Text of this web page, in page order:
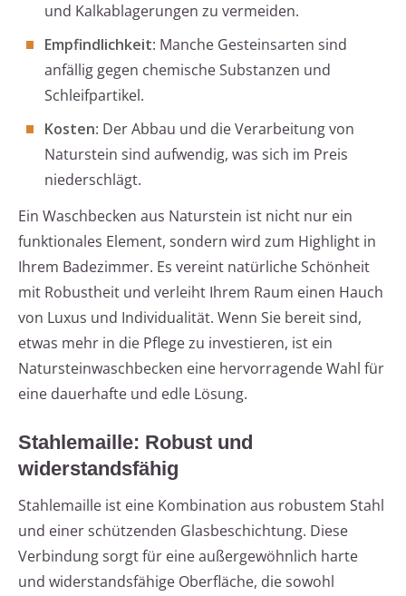
und Kalkablagerungen zu vermeiden.
Empfindlichkeit: Manche Gesteinsarten sind
anfällig gegen chemische Substanzen und
Schleifpartikel.
Kosten: Der Abbau und die Verarbeitung von
Naturstein sind aufwendig, was sich im Preis
niederschlägt.
Ein Waschbecken aus Naturstein ist nicht nur ein
funktionales Element, sondern wird zum Highlight in
Ihrem Badezimmer. Es vereint natürliche Schönheit
mit Robustheit und verleiht Ihrem Raum einen Hauch
von Luxus und Individualität. Wenn Sie bereit sind,
etwas mehr in die Pflege zu investieren, ist ein
Natursteinwaschbecken eine hervorragende Wahl für
eine dauerhafte und edle Lösung.
Stahlemaille: Robust und
widerstandsfähig
Stahlemaille ist eine Kombination aus robustem Stahl
und einer schützenden Glasbeschichtung. Diese
Verbindung sorgt für eine außergewöhnlich harte
und widerstandsfähige Oberfläche, die sowohl